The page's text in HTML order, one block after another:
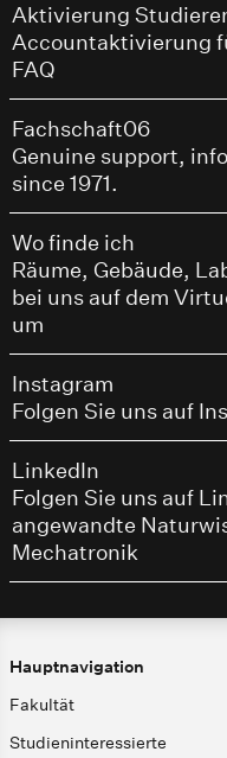
Aktivierung
Accountaktivierung
FAQ
Fachschaft06
Genuine support,
since 1971.
Wo finde ich
Räume, Gebäude,
bei uns auf dem
um
Instagram
Folgen Sie uns auf
LinkedIn
Folgen Sie uns auf
angewandte
Mechatronik
Hauptnavigation
Fakultät
Studieninteressierte